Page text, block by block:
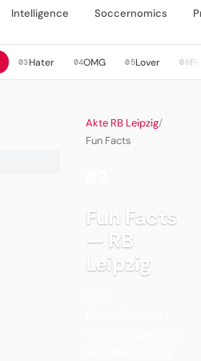
Intelligence Soccernomics
03Hater 04OMG 05Lover 06
Akte RB Leipzig/
Fun Facts
Fun Facts
— RB
Leipzig